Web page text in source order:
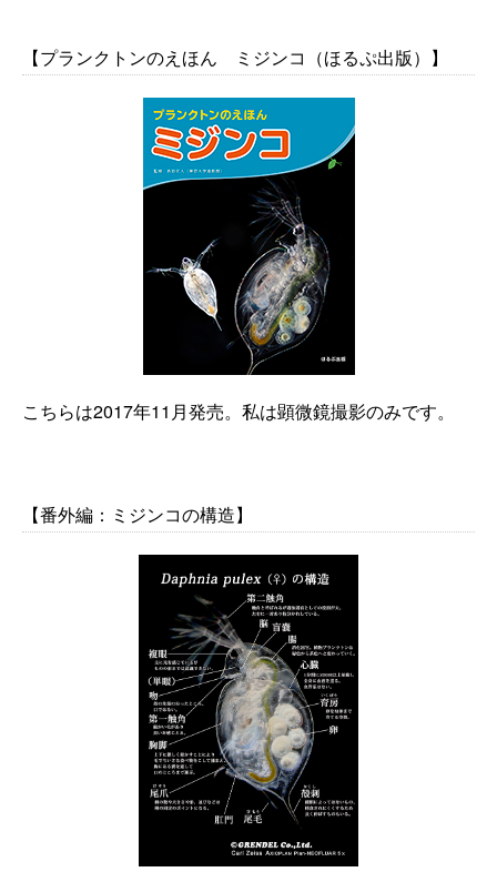
【プランクトンのえほん ミジンコ（ほるぷ出版）】
こちらは2017年11月発売。私は顕微鏡撮影のみです。
【番外編：ミジンコの構造】